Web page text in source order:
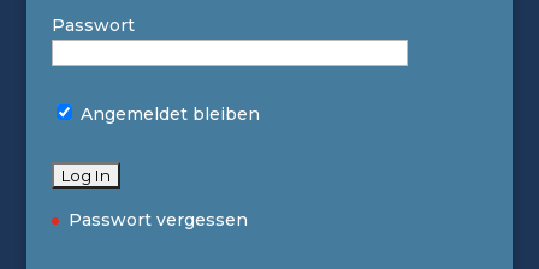
Passwort
Angemeldet bleiben
Passwort vergessen